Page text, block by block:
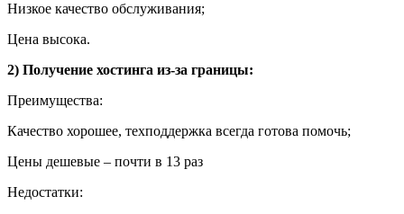
Низкое качество обслуживания;
Цена высока.
2) Получение хостинга из-за границы:
Преимущества:
Качество хорошее, техподдержка всегда готова помочь;
Цены дешевые – почти в 13 раз
Недостатки: